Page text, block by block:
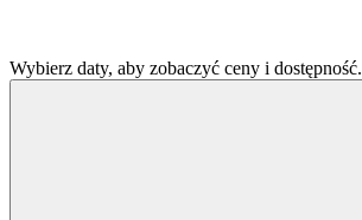
Wybierz daty, aby zobaczyć ceny i dostępność.